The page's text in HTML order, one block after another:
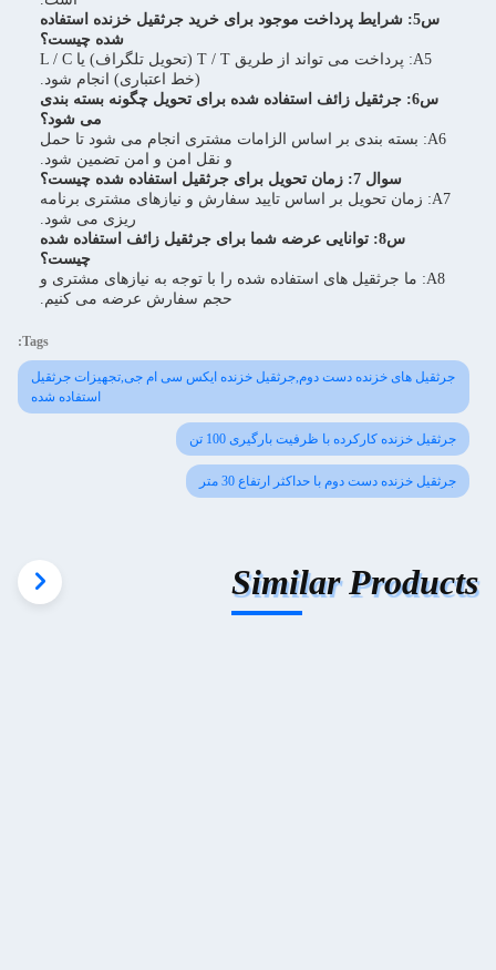
س5: شرایط پرداخت موجود برای خرید جرثقیل خزنده استفاده
شده چیست؟
A5: پرداخت می تواند از طریق T / T (تحويل تلگراف) یا L / C
(خط اعتباری) انجام شود.
س6: جرثقیل زائف استفاده شده برای تحویل چگونه بسته بندی
می شود؟
A6: بسته بندی بر اساس الزامات مشتری انجام می شود تا حمل
و نقل امن و امن تضمین شود.
سوال 7: زمان تحویل برای جرثقیل استفاده شده چیست؟
A7: زمان تحویل بر اساس تایید سفارش و نیازهای مشتری برنامه
ریزی می شود.
س8: توانایی عرضه شما برای جرثقیل زائف استفاده شده
چیست؟
A8: ما جرثقیل های استفاده شده را با توجه به نیازهای مشتری و
حجم سفارش عرضه می کنیم.
Tags:
جرثقیل های خزنده دست دوم,جرثقیل خزنده ایکس سی ام جی,تجهیزات جرثقیل
استفاده شده
جرثقیل خزنده کارکرده با ظرفیت بارگیری 100 تن
جرثقیل خزنده دست دوم با حداکثر ارتفاع 30 متر
Similar Products